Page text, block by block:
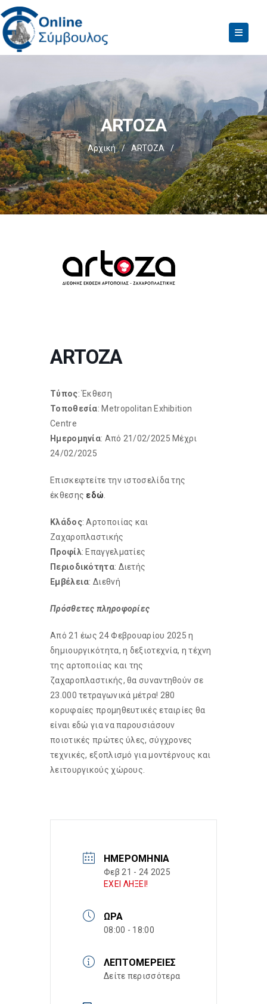
ARTOZA
Αρχική / ARTOZA /
ARTOZA
Τύπος: Έκθεση
Τοποθεσία: Metropolitan Exhibition
Centre
Ημερομηνία: Από 21/02/2025 Μέχρι
24/02/2025
Επισκεφτείτε την ιστοσελίδα της
έκθεσης εδώ
Κλάδος: Αρτοποιίας και
Ζαχαροπλαστικής
Προφίλ: Επαγγελματίες
Περιοδικότητα: Διετής
Εμβέλεια: Διεθνή
Πρόσθετες πληροφορίες
Από 21 έως 24 Φεβρουαρίου 2025 η
δημιουργικότητα, η δεξιοτεχνία, η τέχνη
της αρτοποιίας και της
ζαχαροπλαστικής, θα συναντηθούν σε
23.000 τετραγωνικά μέτρα! 280
κορυφαίες προμηθευτικές εταιρίες θα
είναι εδώ για να παρουσιάσουν
ποιοτικές πρώτες ύλες, σύγχρονες
τεχνικές, εξοπλισμό για μοντέρνους και
λειτουργικούς χώρους.
ΗΜΕΡΟΜΗΝΊΑ
Φεβ 21 - 24 2025
ΕΧΕΙ ΛΗΞΕΙ!
ΏΡΑ
08:00 - 18:00
ΛΕΠΤΟΜΈΡΕΙΕΣ
Δείτε περισσότερα